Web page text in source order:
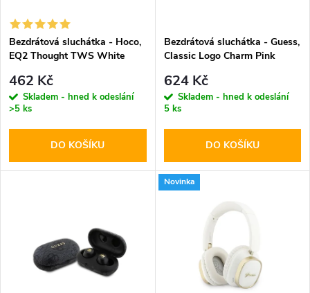
í
p
r
o
d
s
p
r
o
d
Bezdrátová sluchátka - Hoco,
EQ2 Thought TWS White
462 Kč
Skladem - hned k odeslání
>5 ks
DO KOŠÍKU
Bezdrátová sluchátka - Guess,
Classic Logo Charm Pink
624 Kč
Skladem - hned k odeslání
5 ks
DO KOŠÍKU
Novinka